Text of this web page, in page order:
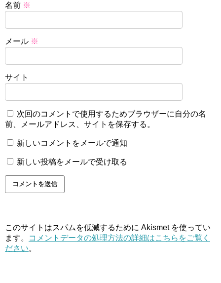
名前 ※
メール ※
サイト
次回のコメントで使用するためブラウザーに自分の名
前、メールアドレス、サイトを保存する。
新しいコメントをメールで通知
新しい投稿をメールで受け取る
このサイトはスパムを低減するために Akismet を使ってい
ます。
コメントデータの処理方法の詳細はこちらをご覧く
ださい。